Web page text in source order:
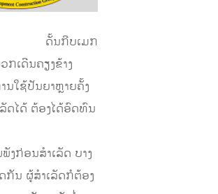
ດັ້ນກີບເມກ
ເດີນຄຽງຂ້າງ
ນໃຊ້ປັນຍາຫຼາຍຄັ້ງ
ດໄດ້ ຕ້ອງໄດ້ອົດທົນ
ກ່ອນສຳເລັດ ບາງ
ນ ຜູ້ສຳເລັດກໍຕ້ອງ